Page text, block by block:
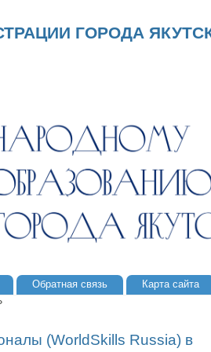
ГОРОДА
Обратная связь Карта сайта
(WorldSkills Russia) в